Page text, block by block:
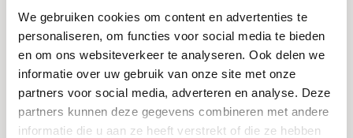
We gebruiken cookies om content en advertenties te
personaliseren, om functies voor social media te bieden
en om ons websiteverkeer te analyseren. Ook delen we
informatie over uw gebruik van onze site met onze
partners voor social media, adverteren en analyse. Deze
partners kunnen deze gegevens combineren met andere
informatie die u aan ze heeft verstrekt of die ze hebben
Check dit verhaal
Student Richard vertelt over zijn stage als timmerman.